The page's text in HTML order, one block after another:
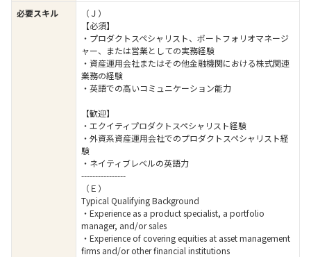
必要スキル
（Ｊ）
【必須】
・プロダクトスペシャリスト、ポートフォリオマネージ
ャー、または営業としての実務経験
・資産運用会社またはその他金融機関における株式関連
業務の経験
・英語での高いコミュニケーション能力
【歓迎】
・エクイティプロダクトスペシャリスト経験
・外資系資産運用会社でのプロダクトスペシャリスト経
験
・ネイティブレベルの英語力
----------------
（Ｅ）
Typical Qualifying Background
・Experience as a product specialist, a portfolio
manager, and/or sales
・Experience of covering equities at asset management
firms and/or other financial institutions